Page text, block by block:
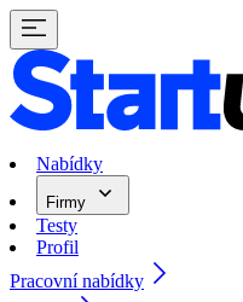
Nabídky
Firmy
Testy
Profil
Pracovní nabídky